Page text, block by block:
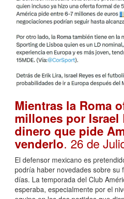
Mientras la Roma
millones por Israel
dinero que pide
venderlo. 26 de
El defensor mexicano es
podría haber novedades sobre su
días. La temporada del Club
esperaba, especialmente por el